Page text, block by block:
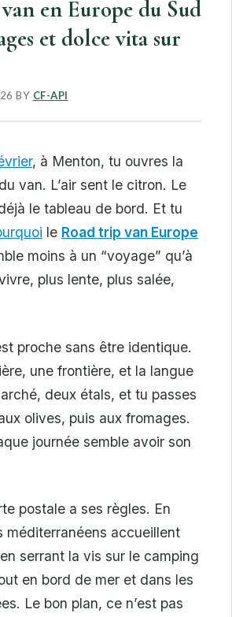
en Europe du Sud
et dolce vita sur
BY CF-API
, à Menton, tu ouvres la
van. L’air sent le citron. Le
le tableau de bord. Et tu
le Road trip van Europe
moins à un “voyage” qu’à
plus lente, plus salée,
proche sans être identique.
une frontière, et la langue
deux étals, et tu passes
olives, puis aux fromages.
journée semble avoir son
postale a ses règles. En
méditerranéens accueillent
serrant la vis sur le camping
en bord de mer et dans les
Le bon plan, ce n’est pas